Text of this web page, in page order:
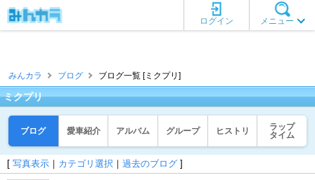
メニュー
ログイン
みんカラ ブログ ブログ一覧 [ミクプリ]
ミクプリ
ブログ 愛車紹介 アルバム グループ ヒストリ
ラップ
タイム
[ 写真表示 ｜ カテゴリ選択 ｜ 過去のブログ ]